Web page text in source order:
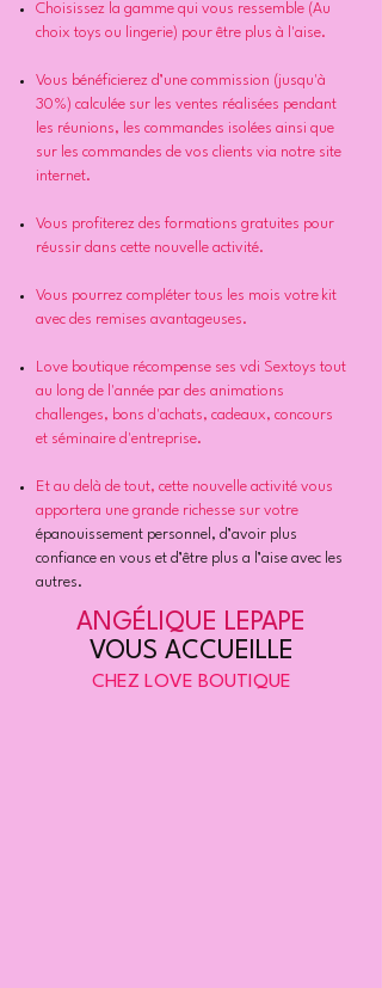
Choisissez la gamme qui vous ressemble (Au
choix toys ou lingerie) pour être plus à l'aise.
Vous bénéficierez d’une commission (jusqu'à
30%) calculée sur les ventes réalisées pendant
les réunions, les commandes isolées ainsi que
sur les commandes de vos clients via notre site
internet.
Vous profiterez des formations gratuites pour
réussir dans cette nouvelle activité.
Vous pourrez compléter tous les mois votre kit
avec des remises avantageuses.
Love boutique récompense ses vdi Sextoys tout
au long de l'année par des animations
challenges, bons d'achats, cadeaux, concours
et séminaire d'entreprise.
Et au delà de tout, cette nouvelle activité vous
apportera une grande richesse sur votre
épanouissement personnel, d’avoir plus
confiance en vous et d’être plus a l’aise avec les
autres.
ANGÉLIQUE LEPAPE
VOUS ACCUEILLE
CHEZ LOVE BOUTIQUE